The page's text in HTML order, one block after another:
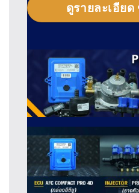
ดูรายละเอีย